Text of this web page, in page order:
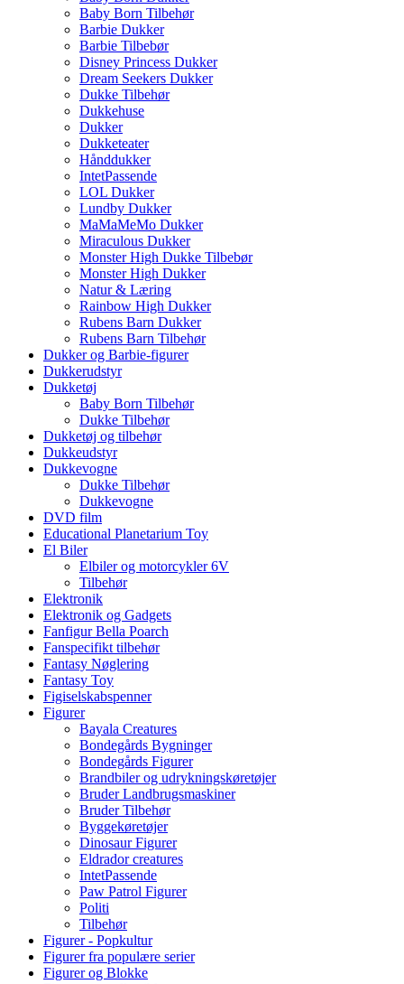
Baby Born Tilbehør
Barbie Dukker
Barbie Tilbebør
Disney Princess Dukker
Dream Seekers Dukker
Dukke Tilbehør
Dukkehuse
Dukker
Dukketeater
Hånddukker
IntetPassende
LOL Dukker
Lundby Dukker
MaMaMeMo Dukker
Miraculous Dukker
Monster High Dukke Tilbebør
Monster High Dukker
Natur & Læring
Rainbow High Dukker
Rubens Barn Dukker
Rubens Barn Tilbehør
Dukker og Barbie-figurer
Dukkerudstyr
Dukketøj
Baby Born Tilbehør
Dukke Tilbehør
Dukketøj og tilbehør
Dukkeudstyr
Dukkevogne
Dukke Tilbehør
Dukkevogne
DVD film
Educational Planetarium Toy
El Biler
Elbiler og motorcykler 6V
Tilbehør
Elektronik
Elektronik og Gadgets
Fanfigur Bella Poarch
Fanspecifikt tilbehør
Fantasy Nøglering
Fantasy Toy
Figiselskabspenner
Figurer
Bayala Creatures
Bondegårds Bygninger
Bondegårds Figurer
Brandbiler og udrykningskøretøjer
Bruder Landbrugsmaskiner
Bruder Tilbehør
Byggekøretøjer
Dinosaur Figurer
Eldrador creatures
IntetPassende
Paw Patrol Figurer
Politi
Tilbehør
Figurer - Popkultur
Figurer fra populære serier
Figurer og Blokke